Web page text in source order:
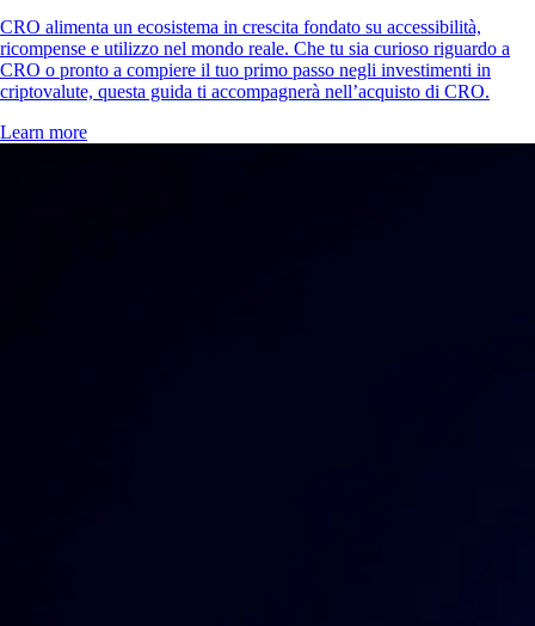
CRO alimenta un ecosistema in crescita fondato su accessibilità,
ricompense e utilizzo nel mondo reale. Che tu sia curioso riguardo a
CRO o pronto a compiere il tuo primo passo negli investimenti in
criptovalute, questa guida ti accompagnerà nell’acquisto di CRO.
Learn more